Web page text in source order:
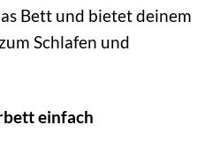
Bett und bietet deinem
Schlafen und
einfach